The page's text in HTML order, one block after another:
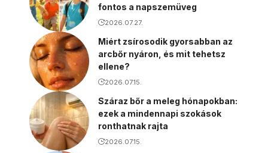
fontos a napszemüveg
2026.07.27.
Miért zsírosodik gyorsabban az
arcbőr nyáron, és mit tehetsz
ellene?
2026.07.15.
Száraz bőr a meleg hónapokban:
ezek a mindennapi szokások
ronthatnak rajta
2026.07.15.